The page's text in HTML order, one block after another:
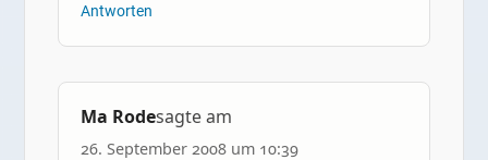
Antworten
Ma Rodesagte am
26. September 2008 um 10:39